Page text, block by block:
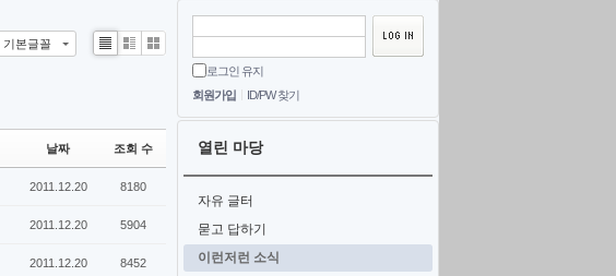
로그인 유지
회원가입
ID/PW 찾기
열린 마당
자유 글터
묻고 답하기
이런저런 소식
기본글꼴
ListZineGallery
날짜 조회 수
2011.12.20 8180
2011.12.20 5904
2011.12.20 8452